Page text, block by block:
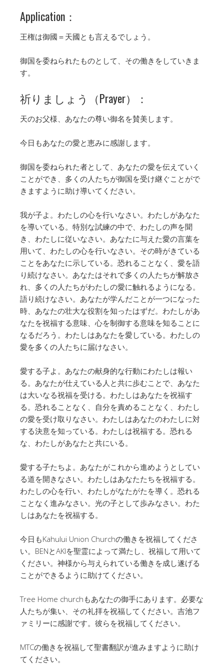
Application：
王権は御國＝天國とも言えるでしょう。
御国を委ねられたものとして、その働きをしていきま
す。
祈りましょう（Prayer）：
天のお父様、あなたの尊い御名を賛美します。
今日もあなたの愛と恵みに感謝します。
御国を委ねられた者として、あなたの愛を伝えていく
ことができ、多くの人たちが御国を受け継ぐことがで
きますように助け導いてください。
我が子よ。わたしの心を行いなさい。わたしがあなた
を導いている。特別な試練の中で、わたしの声を聞
き、わたしに従いなさい。あなたに与えた愛の言葉を
用いて、わたしの心を行いなさい。その時がきている
ことをあなたに示している。恐れることなく、愛を語
り続けなさい。あなたはそれで多くの人たちが解放さ
れ、多くの人たちがわたしの愛に触れるようになる。
語り続けなさい。あなたが学んだことが一つになった
時、あなたの壮大な役割を知ったはずだ。わたしがあ
なたを祝福する意味、心を制御する意味を知ることに
なるだろう。わたしはあなたを愛している。わたしの
愛を多くの人たちに届けなさい。
愛する子よ。あなたの献身的な行動にわたしは報い
る。あなたが仕えている人と共に歩むことで、あなた
は大いなる祝福を受ける。わたしはあなたを祝福す
る。恐れることなく、自分を責めることなく、わたし
の愛を受け取りなさい。わたしはあなたのわたしに対
する決意を知っている。わたしは祝福する。恐れる
な、わたしがあなたと共にいる。
愛する子たちよ。あなたがこれから進めようとしてい
る道を開きなさい。わたしはあなたたちを祝福する。
わたしの心を行い、わたしがなたがたを導く。恐れる
ことなく進みなさい。光の子として歩みなさい。わた
しはあなたを祝福する。
今日もKahului Union Churchの働きを祝福してくださ
い。BENとAKIを聖霊によって満たし、祝福して用いて
ください。神様から与えられている働きを成し遂げる
ことができるように助けてください。
Tree Home churchもあなたの御手にあります。必要な
人たちが集い、その礼拝を祝福してください。吉池フ
ァミリーに感謝です。彼らを祝福してください。
MTCの働きを祝福して聖書翻訳が進みますように助け
てください。